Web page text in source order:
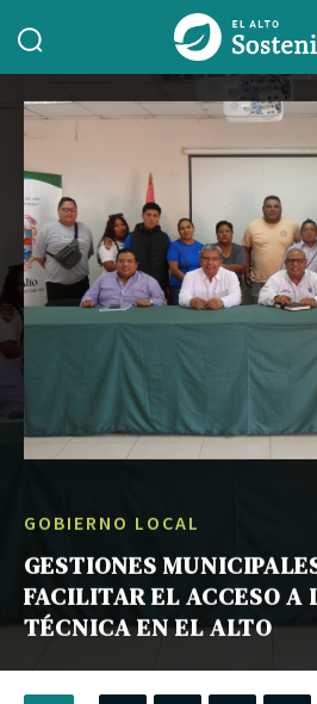
GOBIERNO LOCAL
GESTIONES
FACILITAR EL ACCESO A
TÉCNICA EN EL ALTO